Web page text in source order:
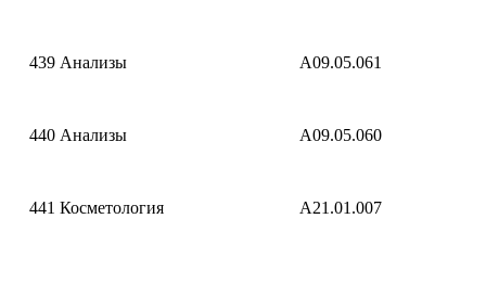
439 Анализы A09.05.061
440 Анализы A09.05.060
441 Косметология A21.01.007